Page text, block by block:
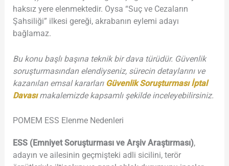
haksız yere elenmektedir. Oysa “Suç ve Cezaların
Şahsiliği” ilkesi gereği, akrabanın eylemi adayı
bağlamaz.
Bu konu başlı başına teknik bir dava türüdür. Güvenlik
soruşturmasından elendiyseniz, sürecin detaylarını ve
kazanılan emsal kararları Güvenlik Soruşturması İptal
Davası makalemizde kapsamlı şekilde inceleyebilirsiniz.
POMEM ESS Elenme Nedenleri
ESS (Emniyet Soruşturması ve Arşiv Araştırması),
adayın ve ailesinin geçmişteki adli sicilini, terör